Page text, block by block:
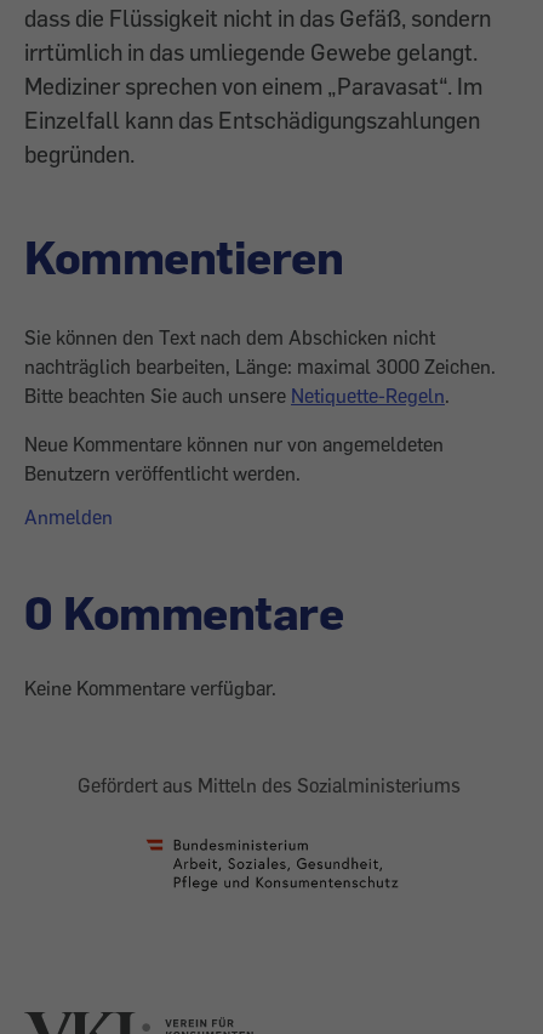
dass die Flüssigkeit nicht in das Gefäß, sondern
irrtümlich in das umliegende Gewebe gelangt.
Mediziner sprechen von einem „Paravasat“. Im
Einzelfall kann das Entschädigungszahlungen
begründen.
Kommentieren
Sie können den Text nach dem Abschicken nicht
nachträglich bearbeiten, Länge: maximal 3000 Zeichen.
Bitte beachten Sie auch unsere Netiquette-Regeln.
Neue Kommentare können nur von angemeldeten
Benutzern veröffentlicht werden.
Anmelden
0 Kommentare
Keine Kommentare verfügbar.
Gefördert aus Mitteln des Sozialministeriums